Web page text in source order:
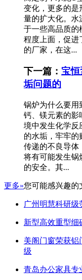
变化，更多的是
量的扩大化。水
于一些高品质的
程度上面，促进
的厂家，在这...
下一篇： 宝
垢问题的
锅炉为什么要用
钙、镁元素的影
境中发生化学反
的水垢，牢牢的
传递的不良导体
将有可能发生锅
的安全。其...
更多»您可能感兴趣的
广州明慧科研级
新型高效重型细
美阁门窗荣获铝
级
青岛办公家具专